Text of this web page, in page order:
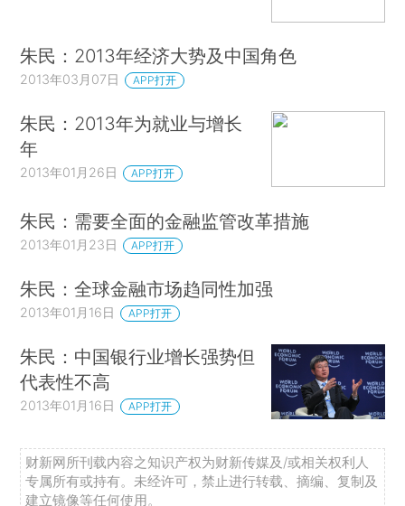
朱民：2013年经济大势及中国角色
2013年03月07日 APP打开
朱民：2013年为就业与增长
年
2013年01月26日 APP打开
朱民：需要全面的金融监管改革措施
2013年01月23日 APP打开
朱民：全球金融市场趋同性加强
2013年01月16日 APP打开
朱民：中国银行业增长强势但
代表性不高
2013年01月16日 APP打开
财新网所刊载内容之知识产权为财新传媒及/或相关权利人
专属所有或持有。未经许可，禁止进行转载、摘编、复制及
建立镜像等任何使用。